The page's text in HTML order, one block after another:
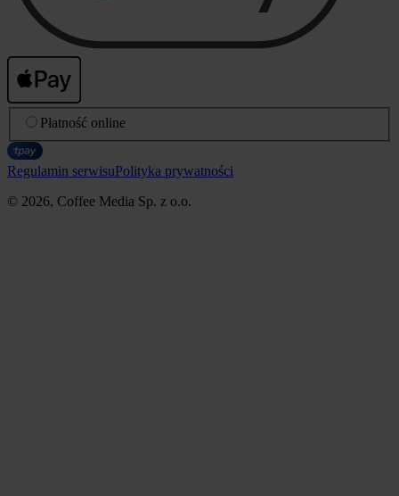
Płatność online
Regulamin serwisuPolityka prywatności
© 2026, Coffee Media Sp. z o.o.